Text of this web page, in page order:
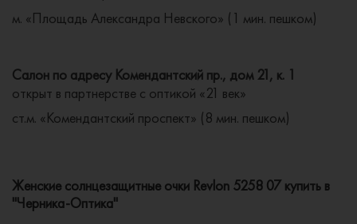
м. «Площадь Александра Невского» (1 мин. пешком)
Салон по адресу Комендантский пр., дом 21, к. 1
открыт в партнерстве с оптикой «21 век»
ст.м. «Комендантский проспект» (8 мин. пешком)
Женские солнцезащитные очки Revlon 5258 07 купить в
"Черника-Оптика"